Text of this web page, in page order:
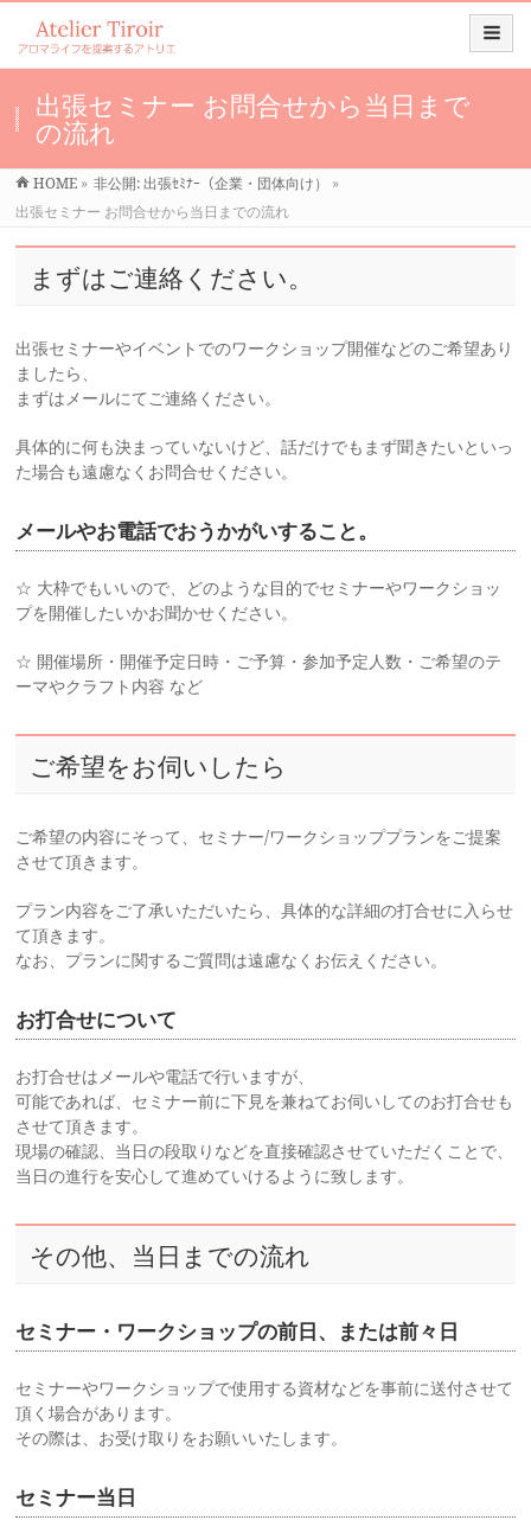
出張セミナー お問合せから当日まで
の流れ
HOME » 非公開: 出張ｾﾐﾅｰ（企業・団体向け）
»
出張セミナー お問合せから当日までの流れ
まずはご連絡ください。
出張セミナーやイベントでのワークショップ開催などのご希望あり
ましたら、
まずはメールにてご連絡ください。
具体的に何も決まっていないけど、話だけでもまず聞きたいといっ
た場合も遠慮なくお問合せください。
メールやお電話でおうかがいすること。
☆ 大枠でもいいので、どのような目的でセミナーやワークショッ
プを開催したいかお聞かせください。
☆ 開催場所・開催予定日時・ご予算・参加予定人数・ご希望のテ
ーマやクラフト内容 など
ご希望をお伺いしたら
ご希望の内容にそって、セミナー/ワークショッププランをご提案
させて頂きます。
プラン内容をご了承いただいたら、具体的な詳細の打合せに入らせ
て頂きます。
なお、プランに関するご質問は遠慮なくお伝えください。
お打合せについて
お打合せはメールや電話で行いますが、
可能であれば、セミナー前に下見を兼ねてお伺いしてのお打合せも
させて頂きます。
現場の確認、当日の段取りなどを直接確認させていただくことで、
当日の進行を安心して進めていけるように致します。
その他、当日までの流れ
セミナー・ワークショップの前日、または前々日
セミナーやワークショップで使用する資材などを事前に送付させて
頂く場合があります。
その際は、お受け取りをお願いいたします。
セミナー当日